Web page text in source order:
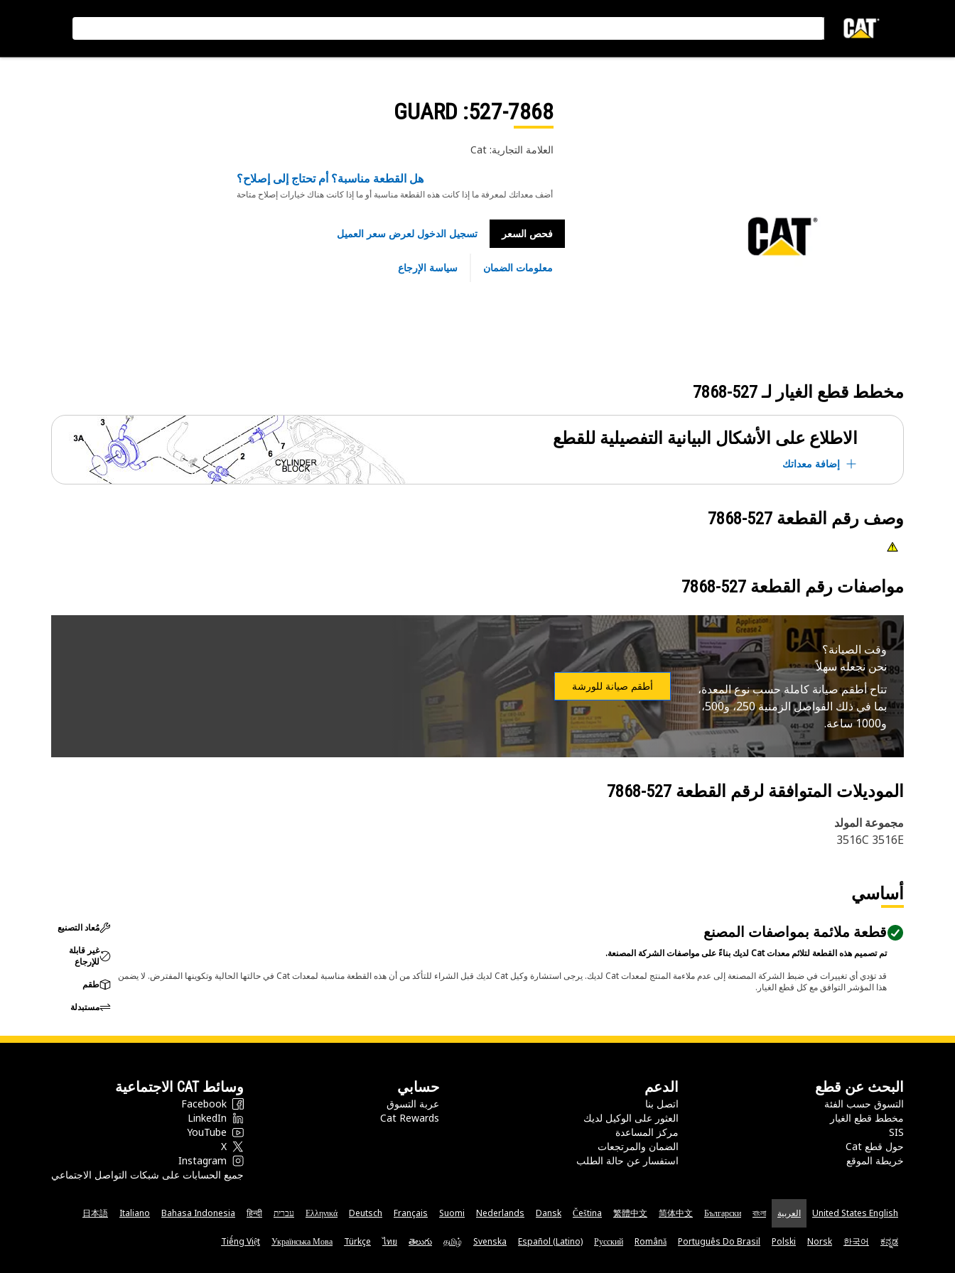
527-7868
: GUARD
العلامة التجارية: Cat
هل القطعة مناسبة؟ أم تحتاج إلى إصلاح؟
أضف معداتك لمعرفة ما إذا كانت هذه القطعة مناسبة أو ما إذا كانت هناك خيارات إصلاح متاحة
فحص السعر تسجيل الدخول لعرض سعر العميل
معلومات الضمان سياسة الإرجاع
مخطط قطع الغيار لـ527-7868
الاطلاع على الأشكال البيانية التفصيلية للقطع
إضافة معداتك
وصف رقم القطعة 527-7868
مواصفات رقم القطعة 527-7868
وقت الصيانة؟
نحن نجعله سهلاً
تتاح أطقم صيانة كاملة حسب نوع المعدة،
بما في ذلك الفواصل الزمنية 250، و500،
و1000 ساعة.
أطقم صيانة للورشة
الموديلات المتوافقة لرقم القطعة 527-7868
مجموعة المولد
3516C 3516E
أساسي
قطعة ملائمة بمواصفات المصنع
تم تصميم هذه القطعة لتلائم معدات Cat لديك بناءً على مواصفات الشركة المصنعة.
قد تؤدي أي تغييرات في ضبط الشركة المصنعة إلى عدم ملاءمة المنتج لمعدات Cat لديك. يرجى استشارة وكيل Cat لديك قبل الشراء للتأكد من أن هذه القطعة مناسبة لمعدات Cat في حالتها الحالية وتكوينها المفترض. لا يضمن
هذا المؤشر التوافق مع كل قطع الغيار.
مُعاد التصنيع
غير قابلة
للإرجاع
طقم
مستبدلة
البحث عن قطع
التسوق حسب الفئة
مخطط قطع الغيار
SIS
حول قطع Cat
خريطة الموقع
الدعم
اتصل بنا
العثور على الوكيل لديك
مركز المساعدة
الضمان والمرتجعات
استفسار عن حالة الطلب
حسابي
عربة التسوق
Cat Rewards
وسائط CAT الاجتماعية
Facebook
LinkedIn
YouTube
X
Instagram
جميع الحسابات على شبكات التواصل الاجتماعي
United States English العربية বাংলা
Български
简体中文
繁體中文
Čeština
Dansk
Nederlands
Suomi
Français
Deutsch
Ελληνικά עברית हिन्दी
Bahasa Indonesia
Italiano
日本語
ಕನ್ನಡ
한국어
Norsk
Polski
Português Do Brasil
Română
Русский
Español (Latino)
Svenska
தமிழ்
తెలుగు
ไทย
Türkçe
Українська Мова
Tiếng Việt